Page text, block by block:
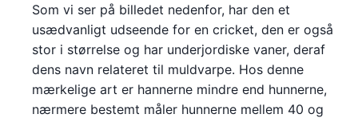
Som vi ser på billedet nedenfor, har den et
usædvanligt udseende for en cricket, den er også
stor i størrelse og har underjordiske vaner, deraf
dens navn relateret til muldvarpe. Hos denne
mærkelige art er hannerne mindre end hunnerne,
nærmere bestemt måler hunnerne mellem 40 og